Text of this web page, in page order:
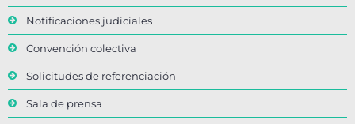
Notificaciones judiciales
Convención colectiva
Solicitudes de referenciación
Sala de prensa